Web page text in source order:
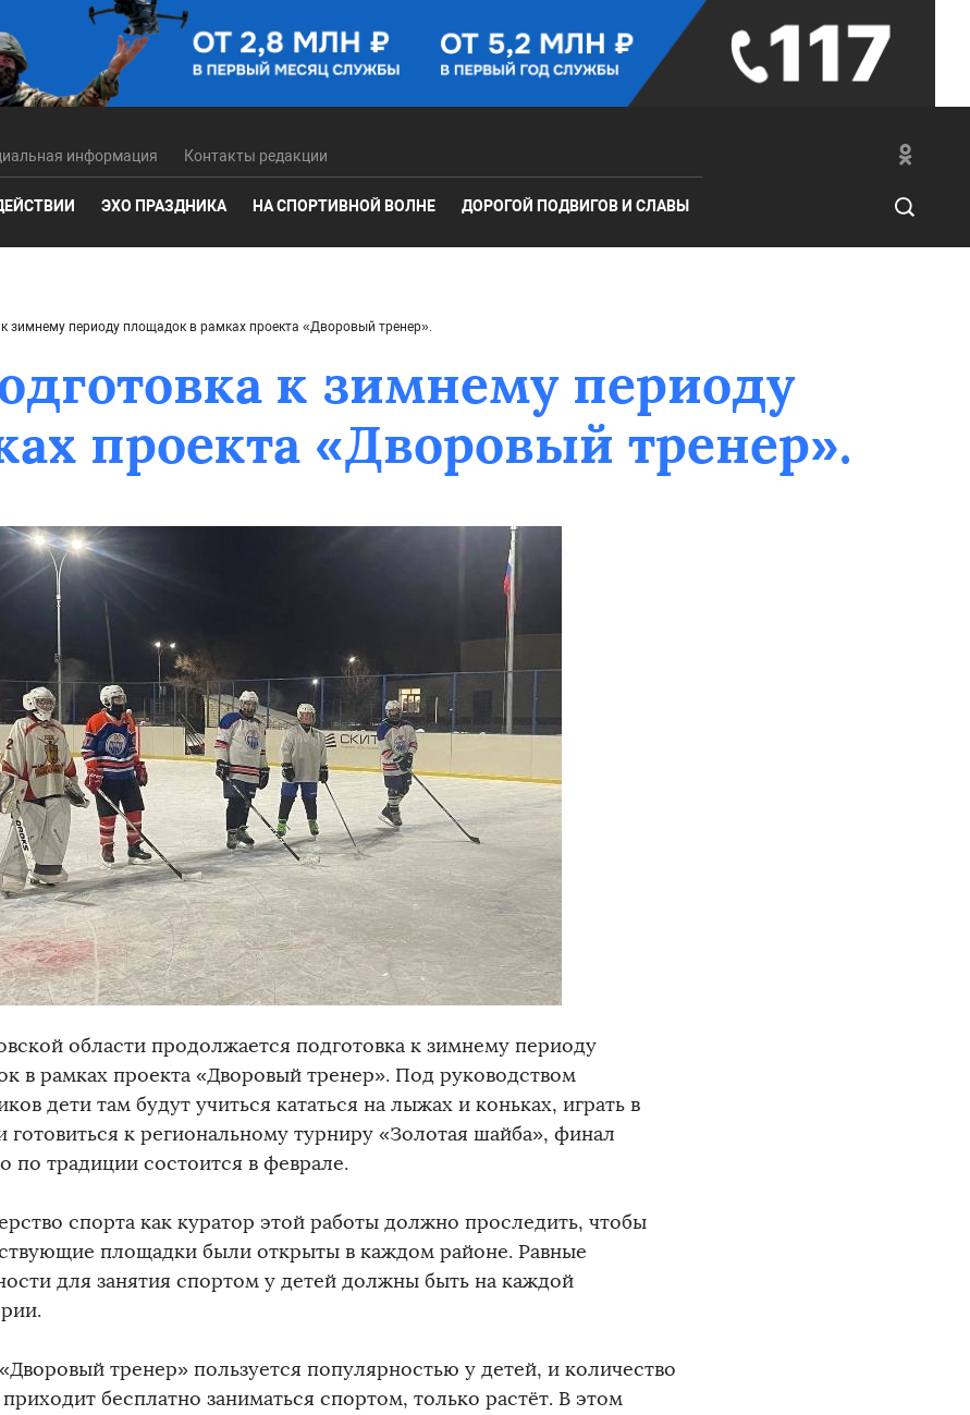
информация Контакты редакции
ЭХО ПРАЗДНИКА НА СПОРТИВНОЙ ВОЛНЕ ДОРОГОЙ ПОДВИГОВ И СЛАВЫ
зимнему периоду площадок в рамках проекта «Дворовый тренер».
к зимнему периоду
проекта «Дворовый тренер».
области продолжается подготовка к зимнему периоду
в рамках проекта «Дворовый тренер». Под руководством
дети там будут учиться кататься на лыжах и коньках, играть в
готовиться к региональному турниру «Золотая шайба», финал
по традиции состоится в феврале.
спорта как куратор этой работы должно проследить, чтобы
площадки были открыты в каждом районе. Равные
для занятия спортом у детей должны быть на каждой
тренер» пользуется популярностью у детей, и количество
приходит бесплатно заниматься спортом, только растёт. В этом